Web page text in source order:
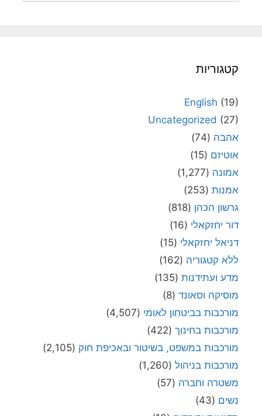
קטגוריות
English (19)
Uncategorized (27)
אהבה (74)
אוטיזם (15)
אמונה (1,277)
אמנות (253)
גרשון הכהן (818)
דור יחזקאלי (16)
דניאל יחזקאלי (15)
ללא קטגוריה (162)
מדע ועתידנות (135)
מוסיקה וסאונד (8)
מורכבות בביטחון לאומי (4,507)
מורכבות בחינוך (422)
מורכבות במשפט, בשיטור ובאכיפת חוק (2,105)
מורכבות בניהול (1,260)
משטרה וחברה (57)
נשים (43)